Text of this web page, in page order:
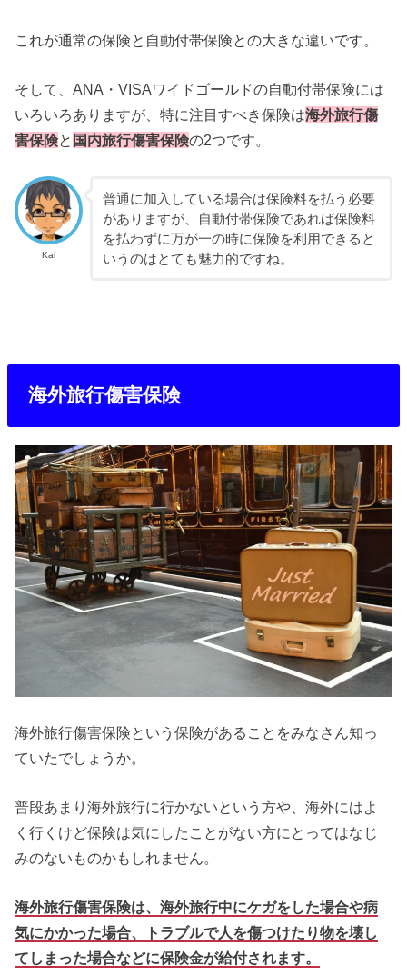
これが通常の保険と自動付帯保険との大きな違いです。
そして、ANA・VISAワイドゴールドの自動付帯保険には
いろいろありますが、特に注目すべき保険は海外旅行傷
害保険と 国内旅行傷害保険の2つです。
Kai
普通に加入している場合は保険料を払う必要
がありますが、自動付帯保険であれば保険料
を払わずに万が一の時に保険を利用できると
いうのはとても魅力的ですね。
海外旅行傷害保険
海外旅行傷害保険という保険があることをみなさん知っ
ていたでしょうか。
普段あまり海外旅行に行かないという方や、海外にはよ
く行くけど保険は気にしたことがない方にとってはなじ
みのないものかもしれません。
海外旅行傷害保険は、海外旅行中にケガをした場合や病
気にかかった場合、トラブルで人を傷つけたり物を壊し
てしまった場合などに保険金が給付されます。